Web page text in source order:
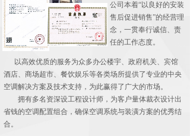
公司本着“以良好的安装
售后促进销售”的经营理
念，一贯奉行诚信、责
任的工作态度。
以高效优质的服务为众多办公楼宇、政府机关、宾馆
酒店、商场超市、餐饮娱乐等各类场所提供了专业的中央
空调解决方案及技术支持，为此赢得了广大的市场。
拥有多名资深设工程设计师，为客户量体裁衣设计出
省钱的空调配置组合，确保空调系统与装潢方案的优秀结
合。